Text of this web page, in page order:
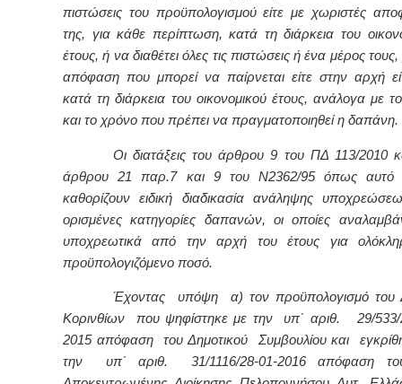
πιστώσεις του προϋπολογισμού είτε με χωριστές
της, για κάθε περίπτωση, κατά τη διάρκεια του
έτους, ή να διαθέτει όλες τις πιστώσεις ή ένα μέρος τους,
απόφαση που μπορεί να παίρνεται είτε στην αρχή
κατά τη διάρκεια του οικονομικού έτους, ανάλογα με
και το χρόνο που πρέπει να πραγματοποιηθεί η δαπάνη.
Οι διατάξεις του άρθρου 9 του ΠΔ 113/2010
άρθρου 21 παρ.7 και 9 του Ν2362/95 όπως αυτό
καθορίζουν ειδική διαδικασία ανάληψης
ορισμένες κατηγορίες δαπανών, οι οποίες
υποχρεωτικά από την αρχή του έτους για
προϋπολογιζόμενο ποσό.
Έχοντας υπόψη α) τον προϋπολογισμό του
Κορινθίων
που ψηφίστηκε με την
υπ΄ αριθ. 29/533/
2015 απόφαση
του Δημοτικού Συμβουλίου και
την υπ΄ αριθ. 31/1116/28-01-2016 απόφαση